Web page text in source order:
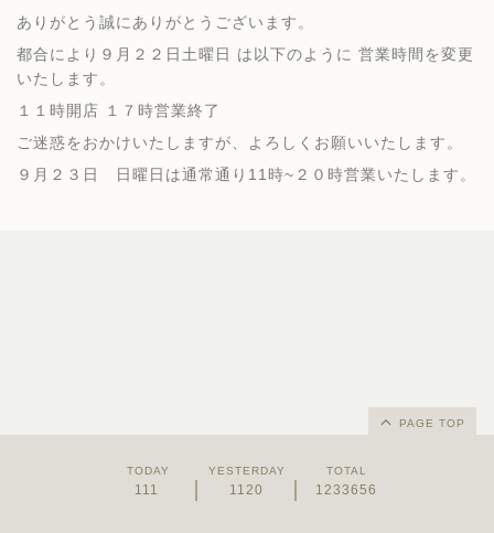
ありがとう誠にありがとうございます。
都合により９月２２日土曜日 は以下のように 営業時間を変更
いたします。
１１時開店 １７時営業終了
ご迷惑をおかけいたしますが、よろしくお願いいたします。
９月２３日 日曜日は通常通り11時~２０時営業いたします。
PAGE TOP
TODAY
111
YESTERDAY
1120
TOTAL
1233656